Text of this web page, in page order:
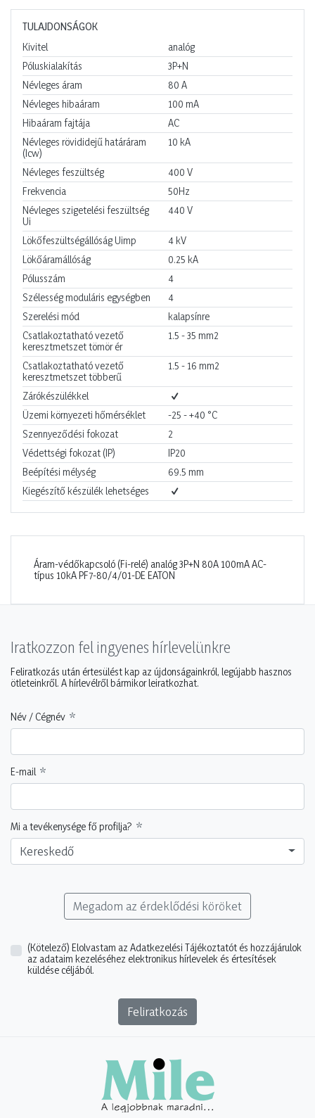
TULAJDONSÁGOK
Kivitel
analóg
Póluskialakítás
3P+N
Névleges áram
80 A
Névleges hibaáram
100 mA
Hibaáram fajtája
AC
Névleges rövididejű határáram
(Icw)
10 kA
Névleges feszültség 400 V
Frekvencia
50Hz
Névleges szigetelési feszültség
Ui
440 V
Lökőfeszültségállóság Uimp 4 kV
Lökőáramállóság
0.25 kA
Pólusszám
4
Szélesség moduláris egységben
4
Szerelési mód
kalapsínre
Csatlakoztatható vezető
keresztmetszet tömör ér
1.5 - 35 mm2
Csatlakoztatható vezető
keresztmetszet többerű
1.5 - 16 mm2
Zárókészülékkel
Üzemi környezeti hőmérséklet
-25 - +40 °C
Szennyeződési fokozat
2
Védettségi fokozat (IP)
IP20
Beépítési mélység
69.5 mm
Kiegészítő készülék lehetséges
Áram-védőkapcsoló (Fi-relé) analóg 3P+N 80A 100mA AC-
típus 10kA PF7-80/4/01-DE EATON
Iratkozzon fel ingyenes hírlevelünkre
Feliratkozás után értesülést kap az újdonságainkról, legújabb hasznos
ötleteinkről. A hírlevélről bármikor leiratkozhat.
Név / Cégnév
E-mail
Mi a tevékenysége fő profilja?
Kereskedő
Megadom az érdeklődési köröket
(Kötelező) Elolvastam az Adatkezelési Tájékoztatót és hozzájárulok
az adataim kezeléséhez elektronikus hírlevelek és értesítések
küldése céljából.
Feliratkozás